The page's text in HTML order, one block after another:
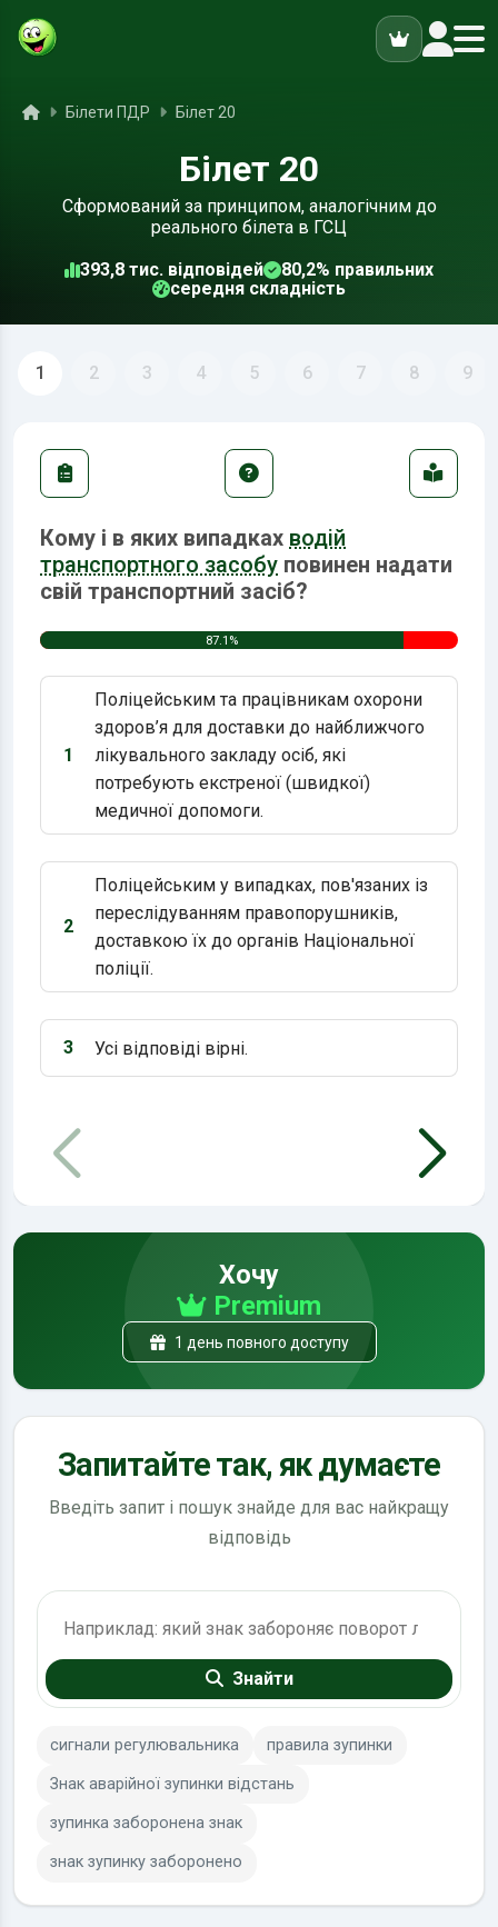
ГоловнаБілети ПДР Білет 20
Білет 20
Сформований за принципом, аналогічним до
реального білета в ГСЦ
393,8 тис. відповідей
80,2% правильних
середня складність
1 2 3 4 5 6 7 8 9
Кому і в яких випадках водій
транспортного засобу повинен надати
свій транспортний засіб?
87.1%
Варіант 1:
1
Поліцейським та працівникам охорони
здоров’я для доставки до найближчого
лікувального закладу осіб, які
потребують екстреної (швидкої)
медичної допомоги.
Варіант 2:
2
Поліцейським у випадках, пов'язаних із
переслідуванням правопорушників,
доставкою їх до органів Національної
поліції.
Варіант 3:
3 Усі відповіді вірні.
Хочу
Premium
1 день повного доступу
Запитайте так, як думаєте
Введіть запит і пошук знайде для вас найкращу
відповідь
Знайти
сигнали регулювальника правила зупинки
Знак аварійної зупинки відстань
зупинка заборонена знак
знак зупинку заборонено